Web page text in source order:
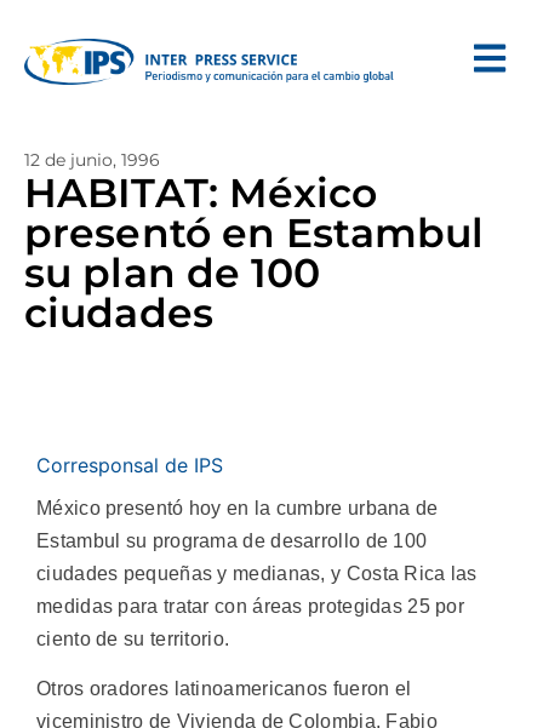
12 de junio, 1996
HABITAT: México
presentó en Estambul
su plan de 100
ciudades
Corresponsal de IPS
México presentó hoy en la cumbre urbana de
Estambul su programa de desarrollo de 100
ciudades pequeñas y medianas, y Costa Rica las
medidas para tratar con áreas protegidas 25 por
ciento de su territorio.
Otros oradores latinoamericanos fueron el
viceministro de Vivienda de Colombia, Fabio